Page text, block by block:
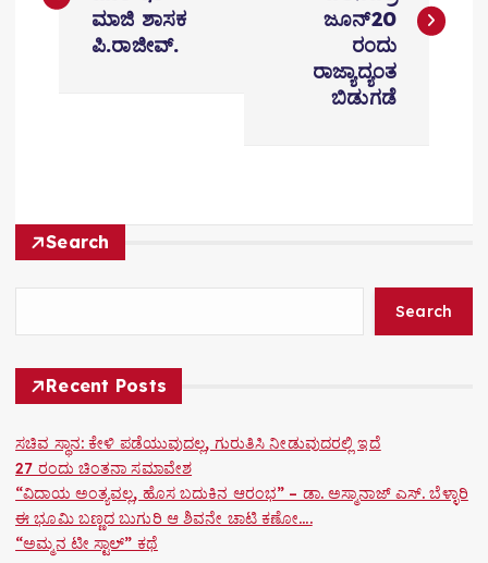
i
g
i
o
n
ಮಾಜಿ ಶಾಸಕ
ಪಿ.ರಾಜೀವ್.
ಜೂನ್20
ರಂದು
ರಾಜ್ಯಾದ್ಯಂತ
ಬಿಡುಗಡೆ
Search
Search
Recent Posts
ಸಚಿವ ಸ್ಥಾನ: ಕೇಳಿ ಪಡೆಯುವುದಲ್ಲ, ಗುರುತಿಸಿ ನೀಡುವುದರಲ್ಲಿ ಇದೆ
27 ರಂದು ಚಿಂತನಾ ಸಮಾವೇಶ
“ವಿದಾಯ ಅಂತ್ಯವಲ್ಲ, ಹೊಸ ಬದುಕಿನ ಆರಂಭ” – ಡಾ. ಅಸ್ಮಾನಾಜ್ ಎಸ್. ಬೆಳ್ಳಾರಿ
ಈ ಭೂಮಿ ಬಣ್ಣದ ಬುಗುರಿ ಆ ಶಿವನೇ ಚಾಟಿ ಕಣೋ….
“ಅಮ್ಮನ ಟೀ ಸ್ಟಾಲ್” ಕಥೆ